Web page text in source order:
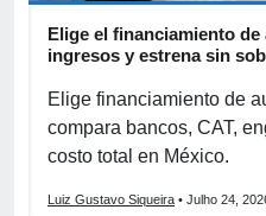
Elige el financiamiento
ingresos y estrena sin
Elige financiamiento de
compara bancos, CAT,
costo total en México.
Luiz Gustavo Siqueira • Julho 24,